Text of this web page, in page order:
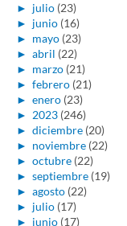
► julio (23)
► junio (16)
► mayo (23)
► abril (22)
► marzo (21)
► febrero (21)
► enero (23)
► 2023 (246)
► diciembre (20)
► noviembre (22)
► octubre (22)
► septiembre (19)
► agosto (22)
► julio (17)
► junio (17)